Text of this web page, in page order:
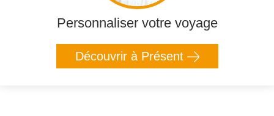
Personnaliser votre voyage
Découvrir à Présent